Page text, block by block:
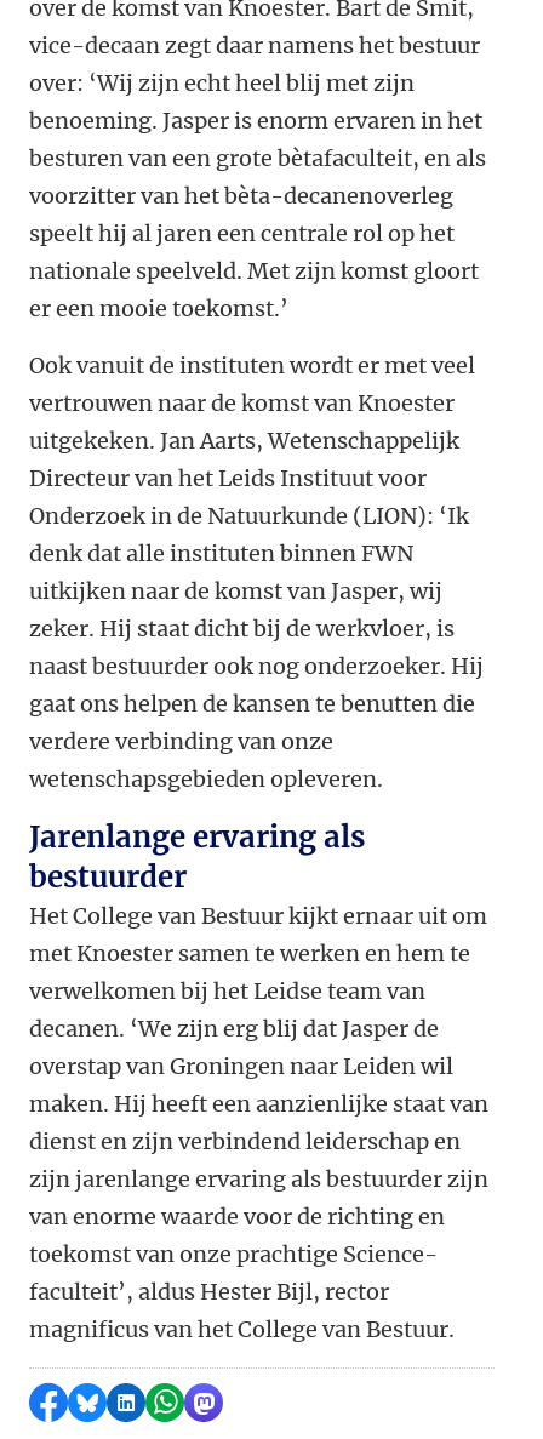
over de komst van Knoester. Bart de Smit,
vice-decaan zegt daar namens het bestuur
over: ‘Wij zijn echt heel blij met zijn
benoeming. Jasper is enorm ervaren in het
besturen van een grote bètafaculteit, en als
voorzitter van het bèta-decanenoverleg
speelt hij al jaren een centrale rol op het
nationale speelveld. Met zijn komst gloort
er een mooie toekomst.’
Ook vanuit de instituten wordt er met veel
vertrouwen naar de komst van Knoester
uitgekeken. Jan Aarts, Wetenschappelijk
Directeur van het Leids Instituut voor
Onderzoek in de Natuurkunde (LION): ‘Ik
denk dat alle instituten binnen FWN
uitkijken naar de komst van Jasper, wij
zeker. Hij staat dicht bij de werkvloer, is
naast bestuurder ook nog onderzoeker. Hij
gaat ons helpen de kansen te benutten die
verdere verbinding van onze
wetenschapsgebieden opleveren.
Jarenlange ervaring als
bestuurder
Het College van Bestuur kijkt ernaar uit om
met Knoester samen te werken en hem te
verwelkomen bij het Leidse team van
decanen. ‘We zijn erg blij dat Jasper de
overstap van Groningen naar Leiden wil
maken. Hij heeft een aanzienlijke staat van
dienst en zijn verbindend leiderschap en
zijn jarenlange ervaring als bestuurder zijn
van enorme waarde voor de richting en
toekomst van onze prachtige Science-
faculteit’, aldus Hester Bijl, rector
magnificus van het College van Bestuur.
Delen op Facebook
Delen via Bluesky
Delen op LinkedIn
Delen via WhatsApp
Delen via Mastodon